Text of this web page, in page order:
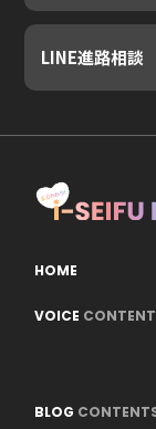
LINE進路相談
HOME
VOICE
BLOG